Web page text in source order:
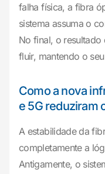
falha física, a fibra
sistema assuma o
No final, o
fluir, mantendo o
Como a nova
e 5G reduziram
A estabilidade da
completamente a
Antigamente, o